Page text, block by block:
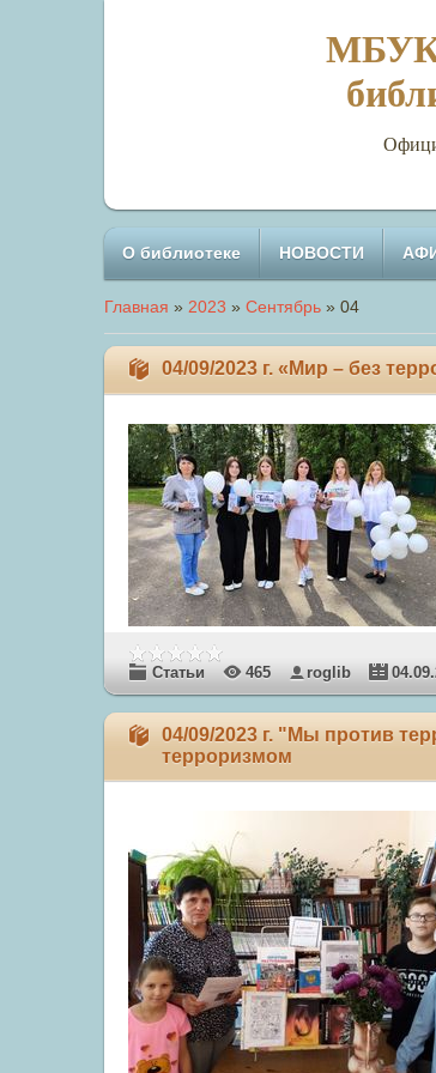
МБУК
О библиотеке НОВОСТИ
Главная » 2023 » Сентябрь » 04
04/09/2023 г. «Мир – без
Статьи 465 roglib
04/09/2023 г. "Мы против
терроризмом